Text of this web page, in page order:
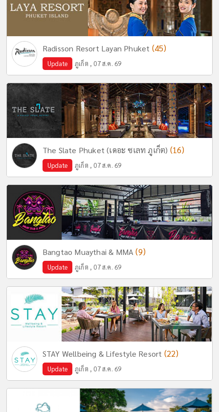
Radisson Resort Layan Phuket (45)
Update ภูเก็ต , 07 ส.ค. 69
The Slate Phuket (เดอะ ซเลท ภูเก็ต) (16)
Update ภูเก็ต , 07 ส.ค. 69
Bangtao Muaythai & MMA(9)
Update ภูเก็ต , 07 ส.ค. 69
STAY Wellbeing & Lifestyle Resort (22)
Update ภูเก็ต , 07 ส.ค. 69